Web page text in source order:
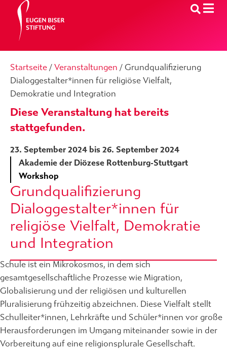
Startseite / Veranstaltungen / Grundqualifizierung
Dialoggestalter*innen für religiöse Vielfalt,
Demokratie und Integration
Diese Veranstaltung hat bereits
stattgefunden.
23. September 2024 bis 26. September 2024
Akademie der Diözese Rottenburg-Stuttgart
Workshop
Grundqualifizierung
Dialoggestalter*innen für
religiöse Vielfalt, Demokratie
und Integration
Schule ist ein Mikrokosmos, in dem sich
gesamtgesellschaftliche Prozesse wie Migration,
Globalisierung und der religiösen und kulturellen
Pluralisierung frühzeitig abzeichnen. Diese Vielfalt stellt
Schulleiter*innen, Lehrkräfte und Schüler*innen vor große
Herausforderungen im Umgang miteinander sowie in der
Vorbereitung auf eine religionsplurale Gesellschaft.